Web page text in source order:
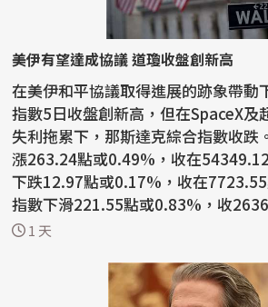
美伊有望達成協議 道瓊收盤創新高
在美伊和平協議取得進展的跡象帶動
指數5日收盤創新高，但在SpaceX及
失利拖累下，那斯達克綜合指數收跌。 道瓊工業指數上
漲263.24點或0.49%，收在54349.12點。 標普
下跌12.97點或0.17%，收在7723.55點。 那斯達
指數下滑221.55點或0.83%，收26363.44
導體...
1 天